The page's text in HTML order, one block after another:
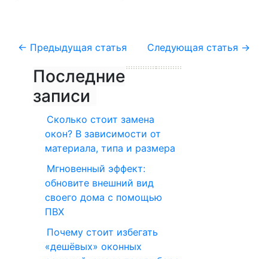
← Предыдущая статья Следующая статья →
Последние
записи
Сколько стоит замена
окон? В зависимости от
материала, типа и размера
Мгновенный эффект:
обновите внешний вид
своего дома с помощью
ПВХ
Почему стоит избегать
«дешёвых» оконных